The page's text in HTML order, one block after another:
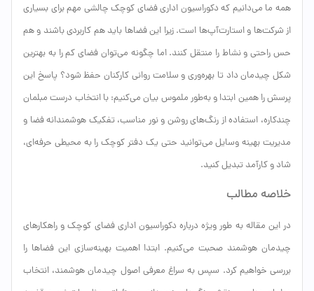
همه ما می‌دانیم که دکوراسیون اداری فضای کوچک چالشی مهم برای بسیاری
از شرکت‌ها و استارت‌آپ‌ها است. زیرا این فضاها باید هم کاربردی باشند و هم
حس راحتی و نشاط را منتقل کنند. اما چگونه می‌توان فضای کم را به بهترین
شکل چیدمان داد تا بهره‌وری و سلامت روانی کارکنان حفظ شود؟ پاسخ این
پرسش را همین ابتدا و به‌طور ملموس بیان می‌کنیم: با انتخاب درست مبلمان
چندکاره، استفاده از رنگ‌های روشن و نور مناسب، تفکیک هوشمندانه فضا و
مدیریت بهینه وسایل می‌توانید حتی یک دفتر کوچک را به محیطی حرفه‌ای،
شاد و کارآمد تبدیل کنید.
خلاصه مطالب
در این مقاله به طور ویژه درباره دکوراسیون اداری فضای کوچک و راهکارهای
چیدمان هوشمند صحبت می‌کنیم. ابتدا اهمیت بهینه‌سازی این فضاها را
بررسی خواهیم کرد. سپس به سراغ معرفی اصول چیدمان هوشمند، انتخاب